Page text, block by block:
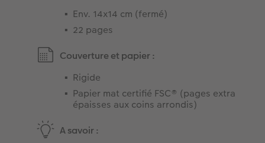
Env. 14x14 cm (fermé)
22 pages
Couverture et papier :
Rigide
Papier mat certifié FSC® (pages extra
épaisses aux coins arrondis)
A savoir :